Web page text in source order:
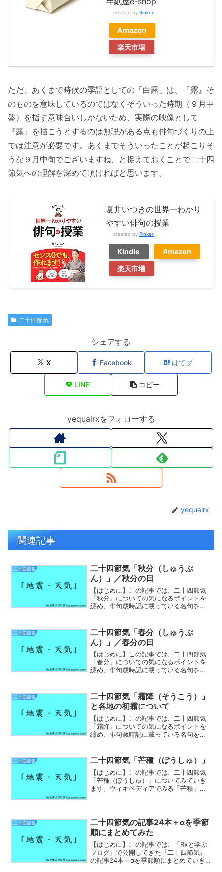
created by Rinker
Amazon
楽天市場
ただ、あくまで時候の季語としての「白露」は、『露』そ
のものを意味しているのではなくそういった時期（９月中
盤）を指す意味合いしかないため、実際の映像として
『露』を描こうとするのは無理がある点も俳句づくりの上
では注意が必要です。あくまでそういったことが起こりそ
うな９月中旬でございますね、と捉えておくことで二十四
節気への理解を深めて頂ければと思います。
夏井いつきの世界一わかり
やすい俳句の授業
created by Rinker
Kindle
Amazon
楽天市場
二十四節気
シェアする
X Facebook はてブ
LINE コピー
yequalrxをフォローする
yequalrx
関連記事
二十四節気
二十四節気「秋分（しゅうぶ
ん）」／秋分の日
【はじめに】この記事では、二十四節気
「秋分」についての気になるポイントを
纏め、俳句歳時記に載っている名句を鑑
います。ウィキペディアで学ぶ「秋分」
について秋分（しゅうぶん...
二十四節気
二十四節気「春分（しゅうぶ
ん）」／春分の日
【はじめに】この記事では、二十四節気
「春分」についての気になるポイントを
纏め、俳句歳時記に載っている名句を鑑
います。春分（しゅんぶん、英:vernal
equinox）...
二十四節気
二十四節気「霜降（そうこう）」
と各地の初霜について
【はじめに】この記事では、二十四節気
「霜降」についての気になるポイントを
纏め、俳句歳時記に載っている名句を鑑
ます。ウィキペディアにみる「霜降」に
ついて霜降（そうこう）は...
二十四節気 二十四節気「芒種（ぼうしゅ）」
【はじめに】この記事では、二十四節気
「芒種（ぼうしゅ）」についてみていき
ます。ウィキペディアでみる「芒種」に
少し分かりにくい部分もあ...
二十四節気
二十四節気の記事24本＋αを季節
順にまとめてみた
【はじめに】この記事では、「Rxと学ぶ
ブログ」で公開してきた『二十四節気』
の記事24本＋αを季節順にまとめていき